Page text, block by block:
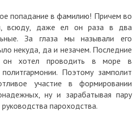
попадание в фамилию! Причем во
всюду, даже ел он раза в два
За глаза мы называли его
некуда, да и незачем. Последние
хотел проводить в море в
Поэтому замполит
участие в формировании
ну и зарабатывая пару
пароходства.